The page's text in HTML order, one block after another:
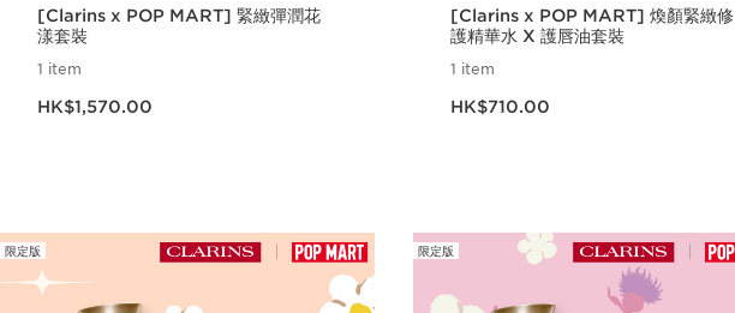
[Clarins x POP MART] 緊緻彈潤花
漾套裝
1 item
HK$1,570.00
[Clarins x POP MART] 煥顏緊緻修
護精華水 X 護唇油套裝
1 item
HK$710.00
限定版 限定版